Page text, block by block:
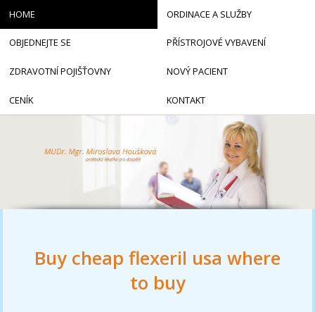
Buy cheap flexeril usa where
to buy
HOME ORDINACE A SLUŽBY
OBJEDNEJTE SE PŘÍSTROJOVÉ VYBAVENÍ
ZDRAVOTNÍ POJIŠŤOVNY NOVÝ PACIENT
CENÍK KONTAKT